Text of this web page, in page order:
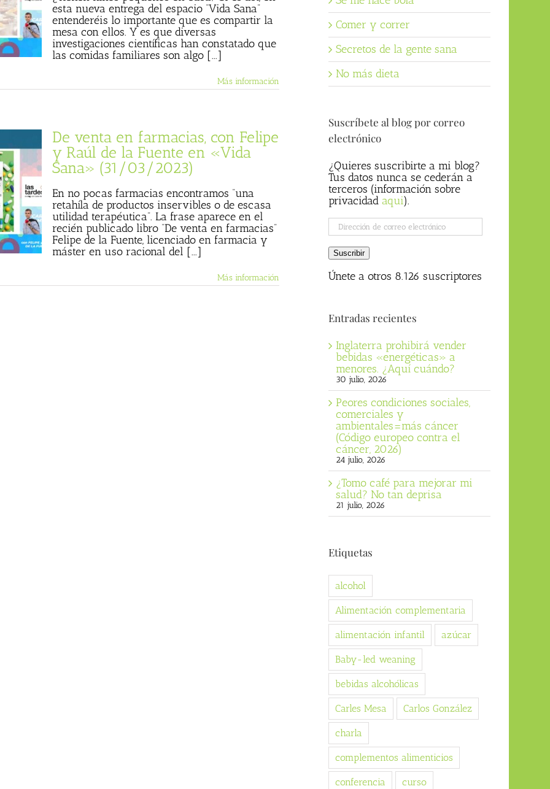
esta nueva entrega del espacio “Vida Sana”
entenderéis lo importante que es compartir la
mesa con ellos. Y es que diversas
investigaciones científicas han constatado que
las comidas familiares son algo [...]
Más información
De venta en farmacias, con Felipe
y Raúl de la Fuente en «Vida
Sana» (31/03/2023)
En no pocas farmacias encontramos “una
retahíla de productos inservibles o de escasa
utilidad terapéutica”. La frase aparece en el
recién publicado libro “De venta en farmacias”
Felipe de la Fuente, licenciado en farmacia y
máster en uso racional del [...]
Más información
Comer y correr
Secretos de la gente sana
No más dieta
Suscríbete al blog por correo
electrónico
¿Quieres suscribirte a mi blog?
Tus datos nunca se cederán a
terceros (información sobre
privacidad aqui).
Dirección
de
correo
electrónico
Suscribir
Únete a otros 8.126 suscriptores
Entradas recientes
Inglaterra prohibirá vender
bebidas «energéticas» a
menores. ¿Aquí cuándo?
30 julio, 2026
Peores condiciones sociales,
comerciales y
ambientales=más cáncer
(Código europeo contra el
cáncer, 2026)
24 julio, 2026
¿Tomo café para mejorar mi
salud? No tan deprisa
21 julio, 2026
Etiquetas
alcohol
Alimentación complementaria
alimentación infantil azúcar
Baby-led weaning
bebidas alcohólicas
Carles Mesa Carlos González
charla
complementos alimenticios
conferencia curso